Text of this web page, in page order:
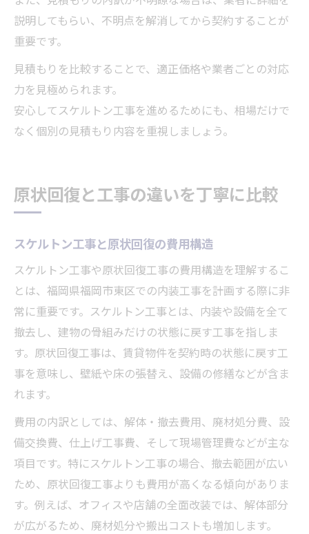
説明してもらい、不明点を解消してから契約することが
重要です。
見積もりを比較することで、適正価格や業者ごとの対応
力を見極められます。
安心してスケルトン工事を進めるためにも、相場だけで
なく個別の見積もり内容を重視しましょう。
原状回復と工事の違いを丁寧に比較
スケルトン工事と原状回復の費用構造
スケルトン工事や原状回復工事の費用構造を理解するこ
とは、福岡県福岡市東区での内装工事を計画する際に非
常に重要です。スケルトン工事とは、内装や設備を全て
撤去し、建物の骨組みだけの状態に戻す工事を指しま
す。原状回復工事は、賃貸物件を契約時の状態に戻す工
事を意味し、壁紙や床の張替え、設備の修繕などが含ま
れます。
費用の内訳としては、解体・撤去費用、廃材処分費、設
備交換費、仕上げ工事費、そして現場管理費などが主な
項目です。特にスケルトン工事の場合、撤去範囲が広い
ため、原状回復工事よりも費用が高くなる傾向がありま
す。例えば、オフィスや店舗の全面改装では、解体部分
が広がるため、廃材処分や搬出コストも増加します。